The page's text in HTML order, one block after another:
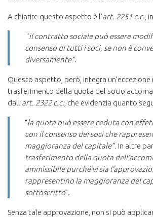
A chiarire questo aspetto è l’art. 2251 c.c. ,
“il contratto sociale può essere
consenso di tutti i soci, se non è
diversamente”.
Questo aspetto, però, integra un’eccezione
trasferimento della quota del socio
dall’art. 2322 c.c. , che evidenzia quanto
“la quota può essere ceduta con
con il consenso dei soci che
maggioranza del capitale”. In altre
trasferimento della quota
ammissibile purché vi sia
rappresentino la maggioranza del
sottoscritto”.
Senza tale approvazione, non si può